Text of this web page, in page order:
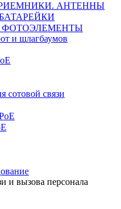
АНТЕННЫ
и шлагбаумов
сотовой связи
и вызова персонала